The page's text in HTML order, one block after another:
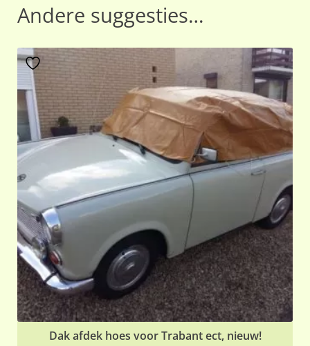
Andere suggesties…
Dak afdek hoes voor Trabant ect, nieuw!